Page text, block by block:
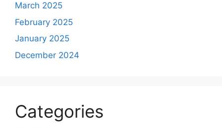
March 2025
February 2025
January 2025
December 2024
Categories